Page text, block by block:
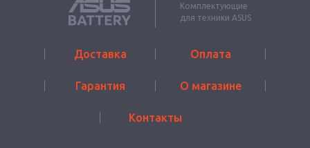
Комплектующие
для техники ASUS
Доставка Оплата
Гарантия О магазине
Контакты